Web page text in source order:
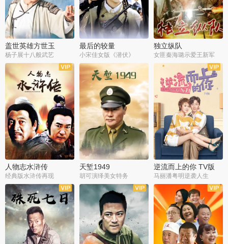
盖世英雄方世玉
杨子展十八般武艺
最后的较量
小宋佳女版《潜伏》
独立纵队
女匪秦海璐示爱王新军
全40集
人物志水浒传
经典版水浒传再现
全30集
天堑1949
胡可演绎美女特务
全43集
逆流而上的你 TV版
马丽潘粤明逆袭人生
全34集
全21集 全35集